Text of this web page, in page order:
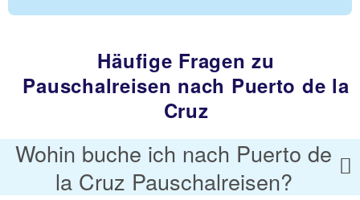
Häufige Fragen zu
Pauschalreisen nach Puerto de la
Cruz
Wohin buche ich nach Puerto de
la Cruz Pauschalreisen?